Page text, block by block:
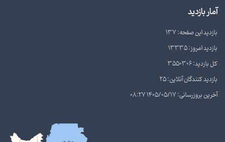
آمار بازدید
بازدید این صفحه: 137
بازدید امروز: 13335
کل بازدید: 3550306
بازدید کنندگان آنلاین: 25
آخرین بروزرسانی: 1405/05/17 08:27